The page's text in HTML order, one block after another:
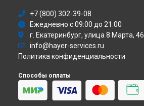
+7 (800) 302-39-08
Ежедневно с 09:00 до 21:00
г. Екатеринбург, улица 8 Марта, 46
info@hayer-services.ru
Политика конфиденциальности
Способы оплаты